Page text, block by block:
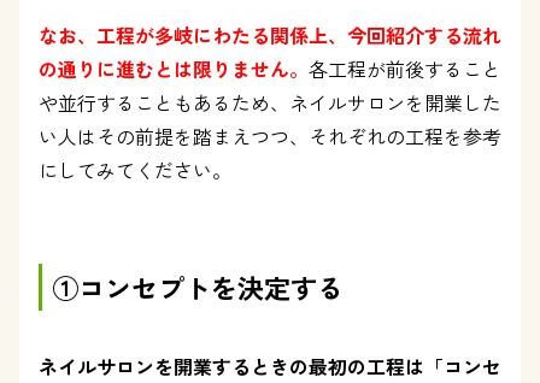
なお、工程が多岐にわたる関係上、今回紹介する流れ
の通りに進むとは限りません。 各工程が前後すること
や並行することもあるため、ネイルサロンを開業した
い人はその前提を踏まえつつ、それぞれの工程を参考
にしてみてください。
①コンセプトを決定する
ネイルサロンを開業するときの最初の工程は「コンセ